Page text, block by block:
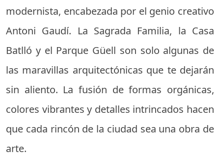
modernista, encabezada por el genio creativo
Antoni Gaudí. La Sagrada Familia, la Casa
Batlló y el Parque Güell son solo algunas de
las maravillas arquitectónicas que te dejarán
sin aliento. La fusión de formas orgánicas,
colores vibrantes y detalles intrincados hacen
que cada rincón de la ciudad sea una obra de
arte.